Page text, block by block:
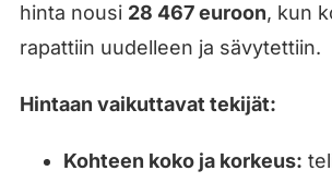
hinta nousi 28 467 euroon, kun
rapattiin uudelleen ja sävytettiin.
Hintaan vaikuttavat tekijät:
Kohteen koko ja korkeus: